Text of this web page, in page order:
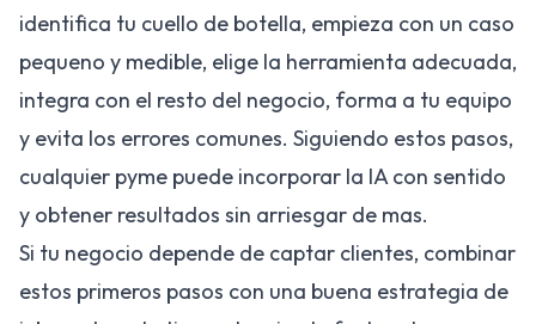
identifica tu cuello de botella, empieza con un caso
pequeno y medible, elige la herramienta adecuada,
integra con el resto del negocio, forma a tu equipo
y evita los errores comunes. Siguiendo estos pasos,
cualquier pyme puede incorporar la IA con sentido
y obtener resultados sin arriesgar de mas.
Si tu negocio depende de captar clientes, combinar
estos primeros pasos con una buena estrategia de